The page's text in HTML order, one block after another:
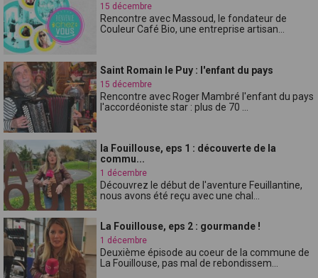
15 décembre
Rencontre avec Massoud, le fondateur de
Couleur Café Bio, une entreprise artisan...
Saint Romain le Puy : l'enfant du pays
15 décembre
Rencontre avec Roger Mambré l'enfant du pays
l'accordéoniste star : plus de 70 ...
la Fouillouse, eps 1 : découverte de la
commu...
1 décembre
Découvrez le début de l'aventure Feuillantine,
nous avons été reçu avec une chal...
La Fouillouse, eps 2 : gourmande !
1 décembre
Deuxième épisode au coeur de la commune de
La Fouillouse, pas mal de rebondissem...